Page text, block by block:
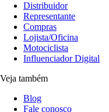
Distribuidor
Representante
Compras
Lojista/Oficina
Motociclista
Influenciador Digital
Veja também
Blog
Fale conosco